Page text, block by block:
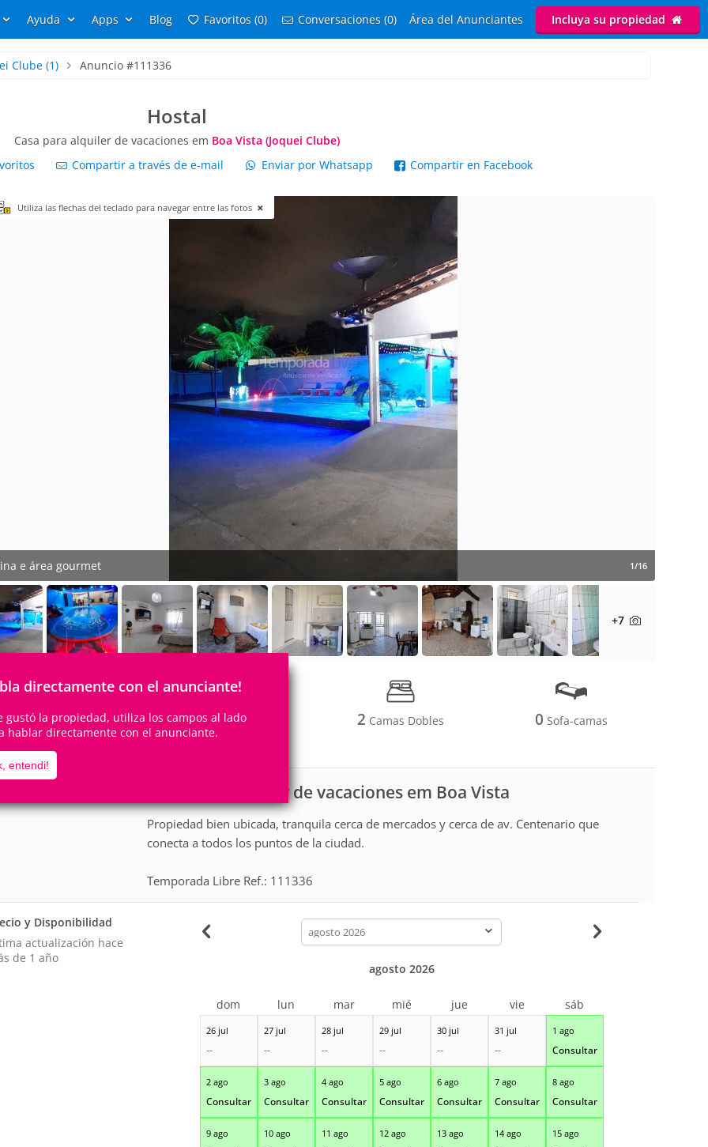
Ayuda Apps Blog Favoritos (0) Conversaciones (0) Área del Anunciantes Incluya su propiedad
Clube(1) Anuncio #111336
Hostal
Casa para alquiler de vacaciones em Boa Vista (Joquei Clube)
Compartir a través de e-mail Enviar por Whatsapp Compartir en Facebook
directamente con el anunciante!
gustó la propiedad, utiliza los campos al lado
hablar directamente con el anunciante.
entendi!
Utiliza las flechas del teclado para navegar entre las fotos
e área gourmet 1/16
+7
4 Personas 2Cuartos
1
2 Camas Dobles 0 Sofa-camas
Casa para alquiler de vacaciones em Boa Vista
Propiedad bien ubicada, tranquila cerca de mercados y cerca de av. Centenario que
conecta a todos los puntos de la ciudad.
Temporada Libre Ref.: 111336
y Disponibilidad
actualización hace
de 1 año
calendar-
month
26 jul
--
27 jul
--
28 jul
--
29 jul
--
30 jul
--
31 jul
--
1 ago
Consultar
2 ago
Consultar
3 ago
Consultar
4 ago
Consultar
5 ago
Consultar
6 ago
Consultar
7 ago
Consultar
8 ago
Consultar
9 ago 10 ago 11 ago 12 ago 13 ago 14 ago 15 ago
agosto 2026
dom lun mar mié jue vie sáb